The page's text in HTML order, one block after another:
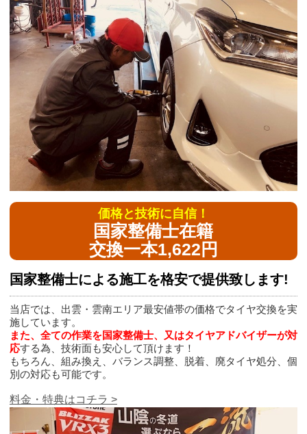
価格と技術に自信！
国家整備士在籍
交換一本1,622円
国家整備士による施工を格安で提供致します!
当店では、出雲・雲南エリア最安値帯の価格でタイヤ交換を実
施しています。
また、全ての作業を国家整備士、又はタイヤアドバイザーが対
応する為、技術面も安心して頂けます！
もちろん、組み換え、バランス調整、脱着、廃タイヤ処分、個
別の対応も可能です。
料金・特典はコチラ >